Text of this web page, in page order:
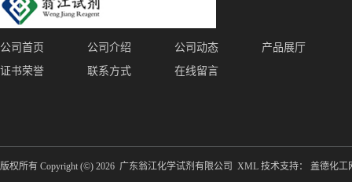
公司首页 公司介绍 公司动态
产品展厅
证书荣誉
联系方式 在线留言
版权所有 Copyright (©) 2026 广东翁江化学试剂有限公司 XML 技术支持： 盖德化工